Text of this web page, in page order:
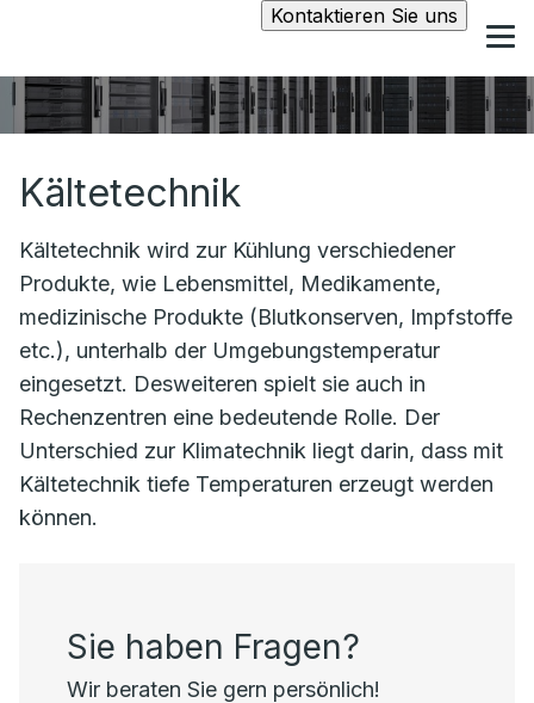
Kontaktieren Sie uns
Kältetechnik
Kältetechnik wird zur Kühlung verschiedener
Produkte, wie Lebensmittel, Medikamente,
medizinische Produkte (Blutkonserven, Impfstoffe
etc.), unterhalb der Umgebungstemperatur
eingesetzt. Desweiteren spielt sie auch in
Rechenzentren eine bedeutende Rolle. Der
Unterschied zur Klimatechnik liegt darin, dass mit
Kältetechnik tiefe Temperaturen erzeugt werden
können.
Sie haben Fragen?
Wir beraten Sie gern persönlich!